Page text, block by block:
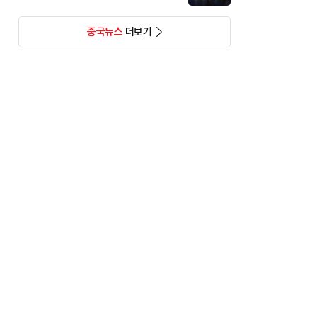
중국뉴스더보기